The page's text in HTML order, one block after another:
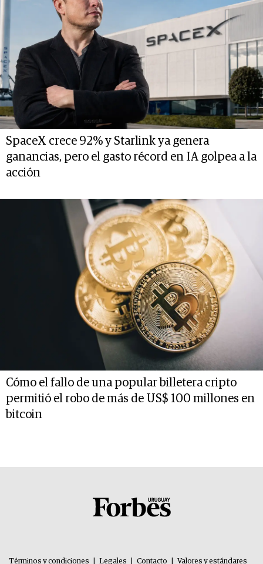
SpaceX crece 92% y Starlink ya genera
ganancias, pero el gasto récord en IA golpea a la
acción
Cómo el fallo de una popular billetera cripto
permitió el robo de más de US$ 100 millones en
bitcoin
Términos y condiciones Legales Contacto Valores y estándares